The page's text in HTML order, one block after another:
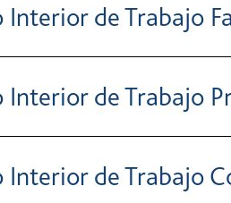
Interior de Trabajo
Interior de Trabajo
Interior de Trabajo